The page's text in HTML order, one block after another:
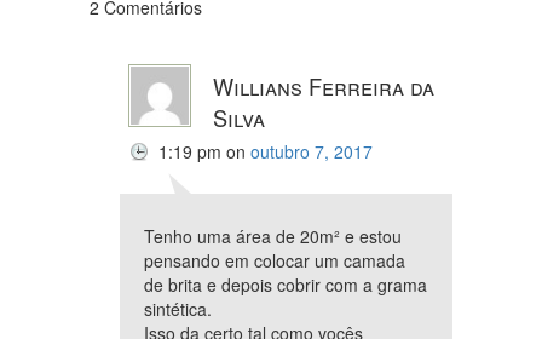
2 Comentários
Willians Ferreira da
Silva
1:19 pm on outubro 7, 2017
Tenho uma área de 20m² e estou
pensando em colocar um camada
de brita e depois cobrir com a grama
sintética.
Isso da certo tal como vocês